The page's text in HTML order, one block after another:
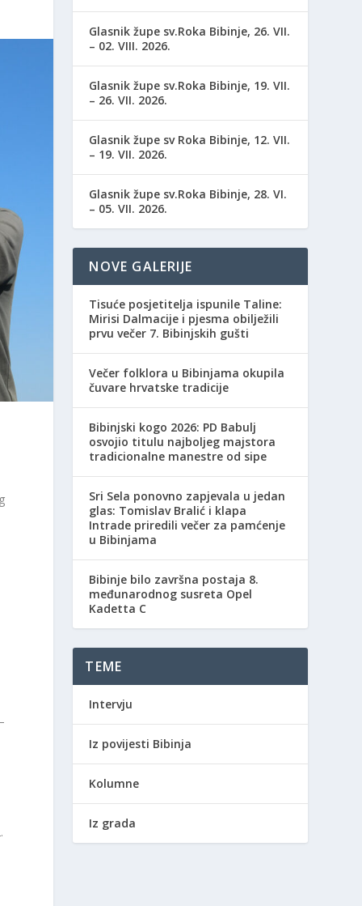
Glasnik župe sv.Roka Bibinje, 26. VII.
– 02. VIII. 2026.
Glasnik župe sv.Roka Bibinje, 19. VII.
– 26. VII. 2026.
Glasnik župe sv Roka Bibinje, 12. VII.
– 19. VII. 2026.
Glasnik župe sv.Roka Bibinje, 28. VI.
– 05. VII. 2026.
NOVE GALERIJE
Tisuće posjetitelja ispunile Taline:
Mirisi Dalmacije i pjesma obilježili
prvu večer 7. Bibinjskih gušti
Večer folklora u Bibinjama okupila
čuvare hrvatske tradicije
Bibinjski kogo 2026: PD Babulj
osvojio titulu najboljeg majstora
tradicionalne manestre od sipe
Sri Sela ponovno zapjevala u jedan
glas: Tomislav Bralić i klapa
Intrade priredili večer za pamćenje
u Bibinjama
Bibinje bilo završna postaja 8.
međunarodnog susreta Opel
Kadetta C
TEME
Intervju
Iz povijesti Bibinja
Kolumne
Iz grada